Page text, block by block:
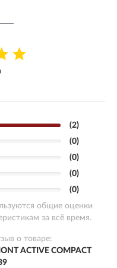
(2)
(0)
(0)
(0)
(0)
общие оценки
за всё время.
о товаре:
ACTIVE COMPACT